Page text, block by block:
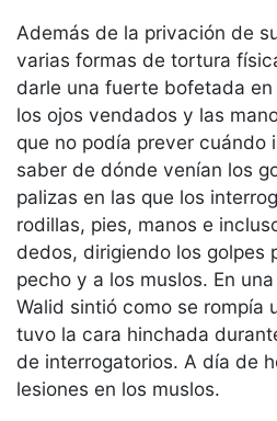
Además de la privación de
varias formas de tortura
darle una fuerte bofetada
los ojos vendados y las
que no podía prever cuándo
saber de dónde venían los
palizas en las que los
rodillas, pies, manos e
dedos, dirigiendo los golpes
pecho y a los muslos. En
Walid sintió como se rompía
tuvo la cara hinchada
de interrogatorios. A día de
lesiones en los muslos.